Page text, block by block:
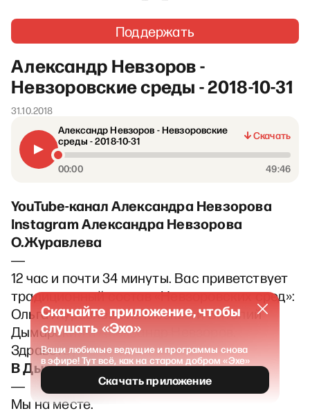
Поддержать
Александр Невзоров -
Невзоровские среды - 2018-10-31
31.10.2018
Александр Невзоров - Невзоровские
среды - 2018-10-31
Скачать
00:00 49:46
YouTube-канал Александра Невзорова
Instagram Александра Невзорова
О.Журавлева
―
12 час и почти 34 минуты. Вас приветствует
традиционный состав «Невзоровских сред»:
Ольга Журавлева из Москвы и Виталий
Дымарский и Александр Невзоров.
Здравствуйте, джентльмены.
В Дымарский
―
Мы на месте.
Скачайте приложение, чтобы
слушать «Эхо»
Ваши любимые ведущие и программы снова
в эфире! Тут всё, как на старом добром «Эхе»
Скачать приложение